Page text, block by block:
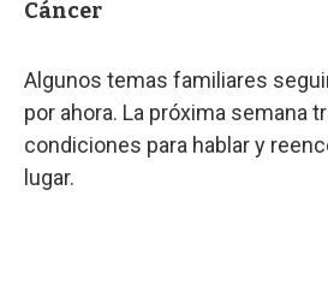
Cáncer
Algunos temas familiares
por ahora. La próxima semana
condiciones para hablar y
lugar.